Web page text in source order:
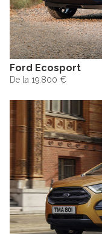
Ford Ecosport
De la 19.800 €